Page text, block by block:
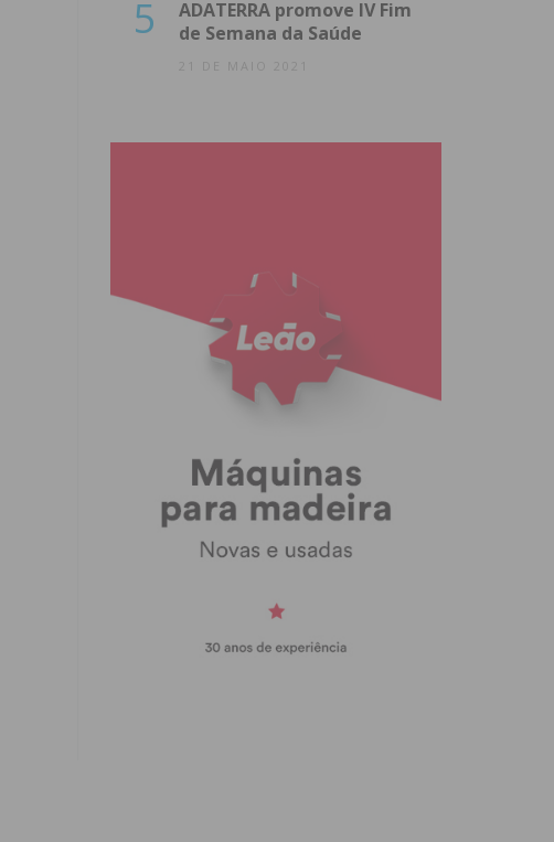
5
ADATERRA promove IV Fim
de Semana da Saúde
21 DE MAIO 2021